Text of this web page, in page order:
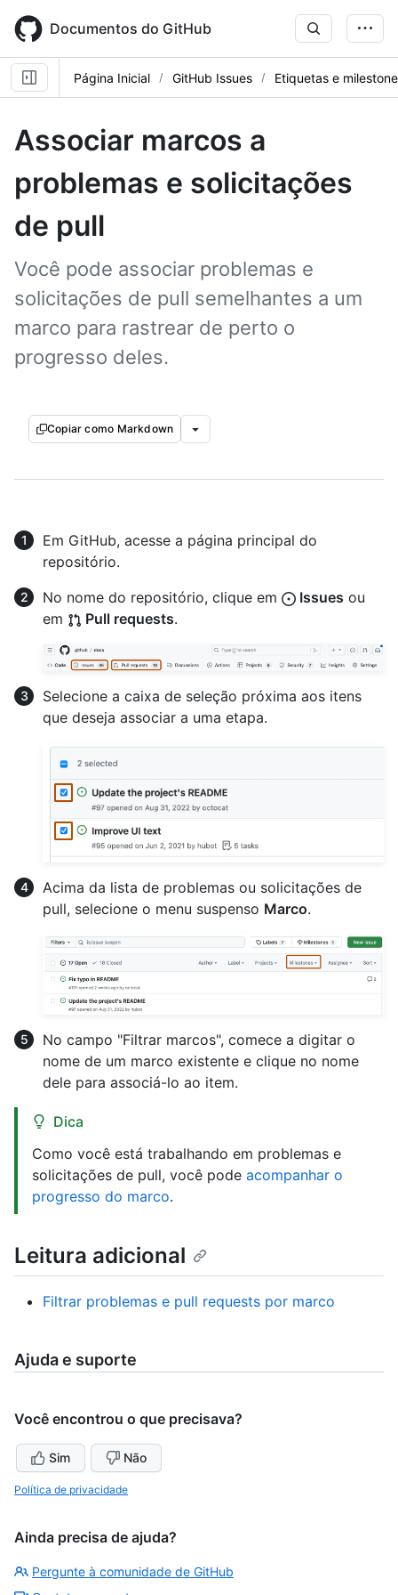
main
content
Documentos do GitHub
Página Inicial GitHub Issues Etiquetas e
Associar marcos a
problemas e solicitações
de pull
Você pode associar problemas e
solicitações de pull semelhantes a um
marco para rastrear de perto o
progresso deles.
Copiar como Markdown
Em GitHub, acesse a página principal do
repositório.
No nome do repositório, clique em
Issues ou
em
Pull requests.
Selecione a caixa de seleção próxima aos itens
que deseja associar a uma etapa.
Acima da lista de problemas ou solicitações de
pull, selecione o menu suspenso Marco.
No campo "Filtrar marcos", comece a digitar o
nome de um marco existente e clique no nome
dele para associá-lo ao item.
Dica
Como você está trabalhando em problemas e
solicitações de pull, você pode acompanhar o
progresso do marco.
Leitura adicional
Filtrar problemas e pull requests por marco
Ajuda e suporte
Você encontrou o que precisava?
Sim Não
Política de privacidade
Ainda precisa de ajuda?
Pergunte à comunidade de GitHub